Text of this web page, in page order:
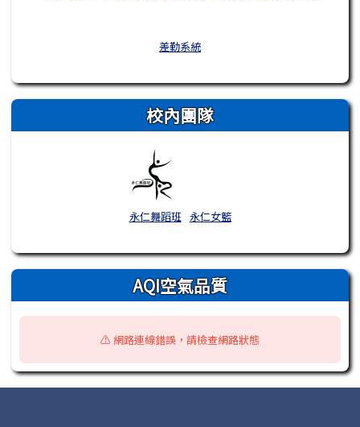
差勤系統
校內團隊
永仁舞蹈班 永仁女籃
AQI空氣品質
⚠️ 網路連線錯誤，請檢查網路狀態